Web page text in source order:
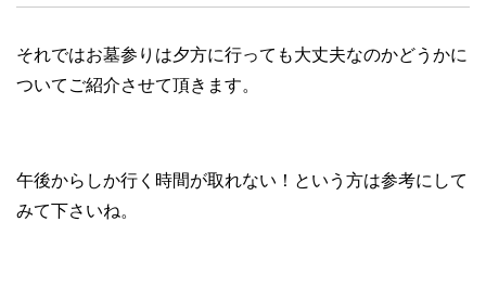
それではお墓参りは夕方に行っても大丈夫なのかどうかに
ついてご紹介させて頂きます。
午後からしか行く時間が取れない！という方は参考にして
みて下さいね。